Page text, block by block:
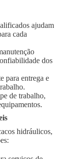
ajudam
cada
dos
para entrega e
de trabalho,
hidráulicos,